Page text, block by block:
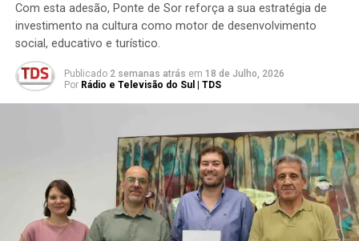
Com esta adesão, Ponte de Sor reforça a sua estratégia de
investimento na cultura como motor de desenvolvimento
social, educativo e turístico.
Publicado 2 semanas atrás em 18 de Julho, 2026
Por Rádio e Televisão do Sul | TDS